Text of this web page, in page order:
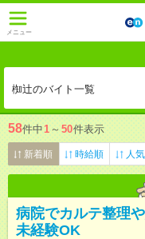
メニュー
椥辻のバイト一覧
58件中1 ～ 50件表示
新着順 時給順 人
病院でカルテ整理
未経験OK